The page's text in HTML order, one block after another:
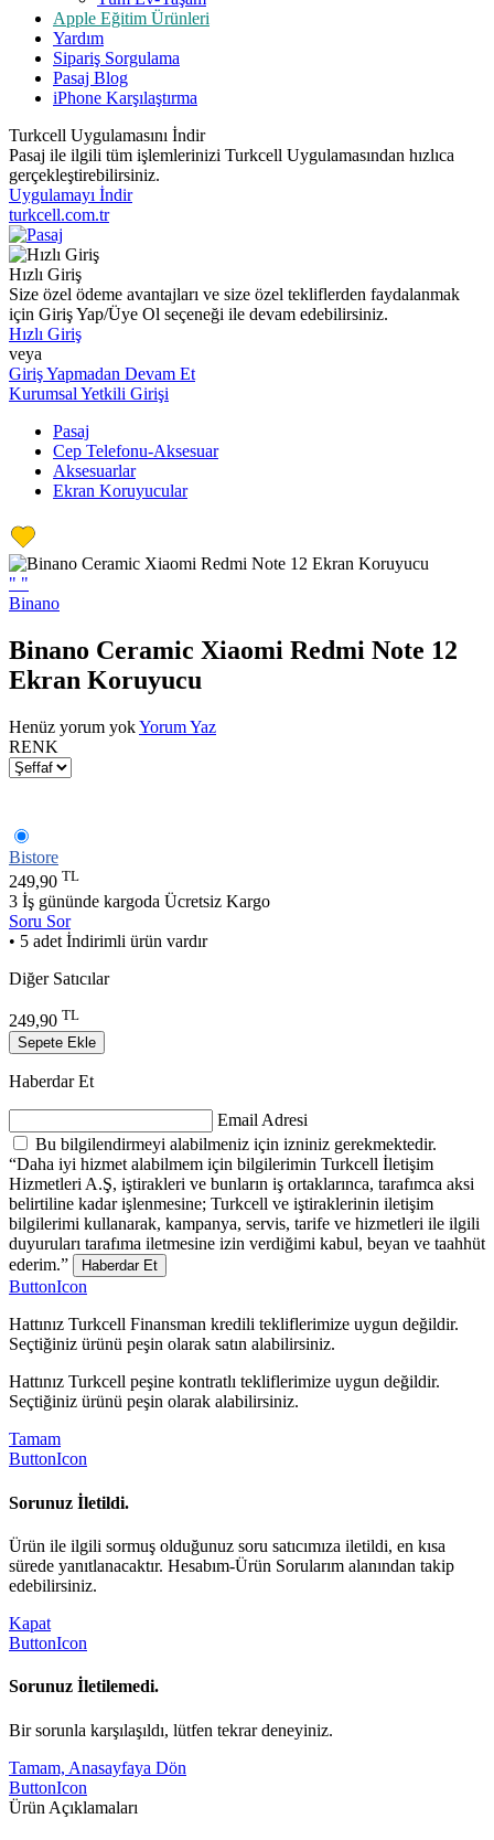
Apple Eğitim Ürünleri
Yardım
Sipariş Sorgulama
Pasaj Blog
iPhone Karşılaştırma
Turkcell Uygulamasını İndir
Pasaj ile ilgili tüm işlemlerinizi Turkcell Uygulamasından hızlıca
gerçekleştirebilirsiniz.
Uygulamayı İndir
turkcell.com.tr
Hızlı Giriş
Size özel ödeme avantajları ve size özel tekliflerden faydalanmak
için Giriş Yap/Üye Ol seçeneği ile devam edebilirsiniz.
Hızlı Giriş
veya
Giriş Yapmadan Devam Et
Kurumsal Yetkili Girişi
Pasaj
Cep Telefonu-Aksesuar
Aksesuarlar
Ekran Koruyucular
" "
Binano
Binano Ceramic Xiaomi Redmi Note 12
Ekran Koruyucu
Henüz yorum yokYorum Yaz
RENK
Bistore
249,90 TL
3 İş gününde kargoda Ücretsiz Kargo
Soru Sor
• 5 adet İndirimli ürün vardır
Diğer Satıcılar
249,90 TL
Sepete Ekle
Haberdar Et
Email Adresi
Bu bilgilendirmeyi alabilmeniz için izniniz gerekmektedir.
“Daha iyi hizmet alabilmem için bilgilerimin Turkcell İletişim
Hizmetleri A.Ş, iştirakleri ve bunların iş ortaklarınca, tarafımca aksi
belirtiline kadar işlenmesine; Turkcell ve iştiraklerinin iletişim
bilgilerimi kullanarak, kampanya, servis, tarife ve hizmetleri ile ilgili
duyuruları tarafıma iletmesine izin verdiğimi kabul, beyan ve taahhüt
ederim.”
Haberdar Et
ButtonIcon
Hattınız Turkcell Finansman kredili tekliflerimize uygun değildir.
Seçtiğiniz ürünü peşin olarak satın alabilirsiniz.
Hattınız Turkcell peşine kontratlı tekliflerimize uygun değildir.
Seçtiğiniz ürünü peşin olarak alabilirsiniz.
Tamam
ButtonIcon
Sorunuz İletildi.
Ürün ile ilgili sormuş olduğunuz soru satıcımıza iletildi, en kısa
sürede yanıtlanacaktır. Hesabım-Ürün Sorularım alanından takip
edebilirsiniz.
Kapat
ButtonIcon
Sorunuz İletilemedi.
Bir sorunla karşılaşıldı, lütfen tekrar deneyiniz.
Tamam, Anasayfaya Dön
ButtonIcon
Ürün Açıklamaları